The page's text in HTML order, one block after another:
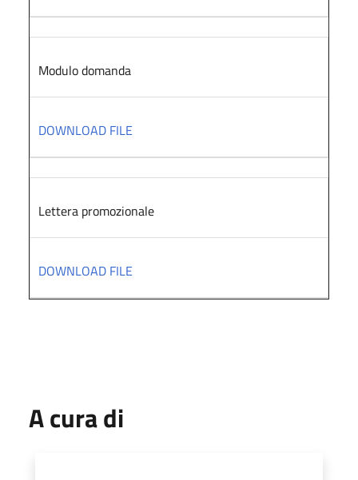
Modulo domanda
DOWNLOAD FILE
Lettera promozionale
DOWNLOAD FILE
A cura di